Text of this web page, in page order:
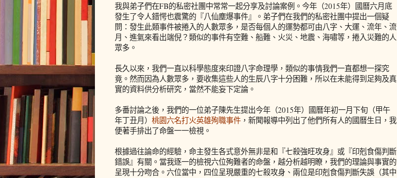
我與弟子們在FB的私密社團中常常一起分享及討論案例。今年（2015年）國曆六月底
發生了令人錯愕也震驚的『八仙塵爆事件』。弟子們在我們的私密社團中提出一個疑
問：發生此類事件被捲入的人數眾多，是否每個人的運勢都可由八字、大運、流年、流
月、進氣來看出端倪？類似的事件有空難、船難、火災、地震、海嘯等，捲入災難的人
眾多。
長久以來，我們一直以科學態度來印證八字命理學，類似的事情我們一直都想一探究
竟。然而因為人數眾多，要收集這些人的生辰八字十分困難，所以在未能得到足夠及真
實的資料供分析研究，當然不能妄下定論。
多番討論之後，我們的一位弟子陳先生提出今年（2015年）國曆年初一月下旬（甲午
年丁丑月） 桃園六名打火英雄殉職事件 ，新聞報導中列出了他們所有人的國曆生日，我
便著手排出了命盤一一檢視。
根據過往論命的經驗，命主發生各式意外無非是和『七殺強旺攻身』或『印剋食傷判斷
錯誤』有關。當我逐一的檢視六位殉難者的命盤，越分析越明瞭，我們的理論與事實的
呈現十分吻合。六位當中，四位呈現嚴重的七殺攻身、兩位是印剋食傷判斷失誤（其中